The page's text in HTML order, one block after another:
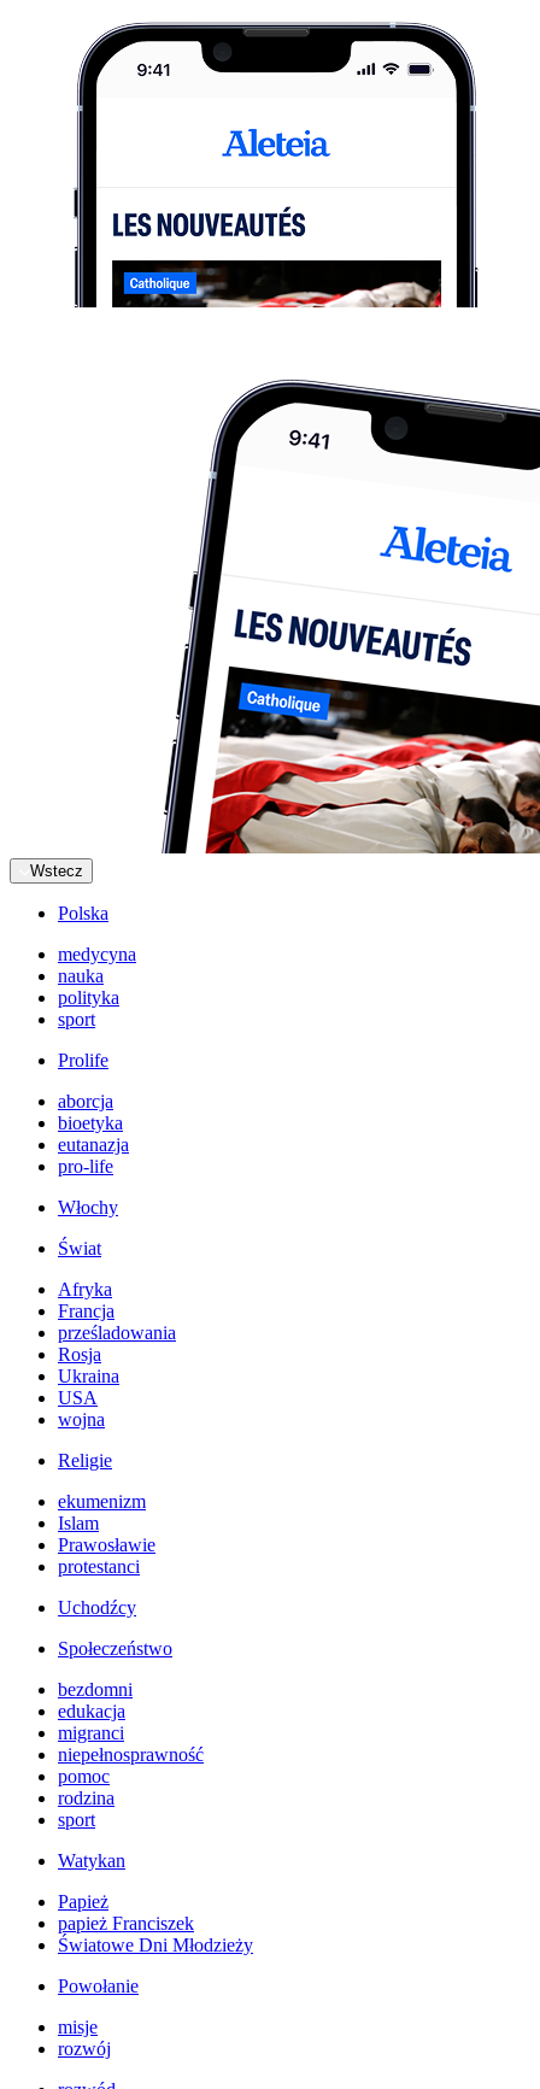
Wstecz
Polska
medycyna
nauka
polityka
sport
Prolife
aborcja
bioetyka
eutanazja
pro-life
Włochy
Świat
Afryka
Francja
prześladowania
Rosja
Ukraina
USA
wojna
Religie
ekumenizm
Islam
Prawosławie
protestanci
Uchodźcy
Społeczeństwo
bezdomni
edukacja
migranci
niepełnosprawność
pomoc
rodzina
sport
Watykan
Papież
papież Franciszek
Światowe Dni Młodzieży
Powołanie
misje
rozwój